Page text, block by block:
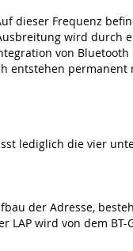
dieser Frequenz
wird durch
von
entstehen permanent
lediglich die vier
der Adresse,
LAP wird von dem